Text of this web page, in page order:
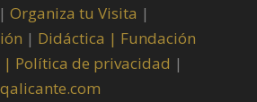
| Organiza tu Visita |
| Didáctica | Fundación
| Política de privacidad |